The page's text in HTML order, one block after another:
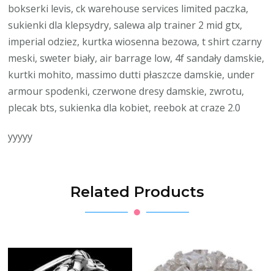
bokserki levis, ck warehouse services limited paczka,
sukienki dla klepsydry, salewa alp trainer 2 mid gtx,
imperial odziez, kurtka wiosenna bezowa, t shirt czarny
meski, sweter biały, air barrage low, 4f sandały damskie,
kurtki mohito, massimo dutti płaszcze damskie, under
armour spodenki, czerwone dresy damskie, zwrotu,
plecak bts, sukienka dla kobiet, reebok at craze 2.0
yyyyy
Related Products